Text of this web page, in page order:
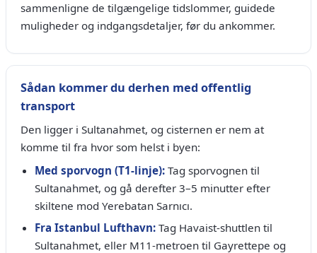
sammenligne de tilgængelige tidslommer, guidede
muligheder og indgangsdetaljer, før du ankommer.
Sådan kommer du derhen med offentlig
transport
Den ligger i Sultanahmet, og cisternen er nem at
komme til fra hvor som helst i byen:
Med sporvogn (T1-linje): Tag sporvognen til
Sultanahmet, og gå derefter 3–5 minutter efter
skiltene mod Yerebatan Sarnıcı.
Fra Istanbul Lufthavn: Tag Havaist-shuttlen til
Sultanahmet, eller M11-metroen til Gayrettepe og